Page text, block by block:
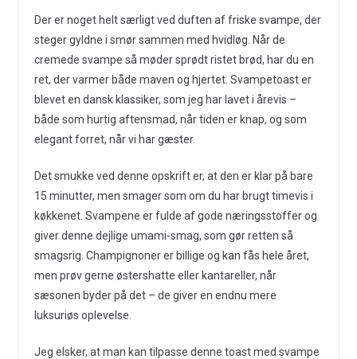
Der er noget helt særligt ved duften af friske svampe, der
steger gyldne i smør sammen med hvidløg. Når de
cremede svampe så møder sprødt ristet brød, har du en
ret, der varmer både maven og hjertet. Svampetoast er
blevet en dansk klassiker, som jeg har lavet i årevis –
både som hurtig aftensmad, når tiden er knap, og som
elegant forret, når vi har gæster.
Det smukke ved denne opskrift er, at den er klar på bare
15 minutter, men smager som om du har brugt timevis i
køkkenet. Svampene er fulde af gode næringsstoffer og
giver denne dejlige umami-smag, som gør retten så
smagsrig. Champignoner er billige og kan fås hele året,
men prøv gerne østershatte eller kantareller, når
sæsonen byder på det – de giver en endnu mere
luksuriøs oplevelse.
Jeg elsker, at man kan tilpasse denne toast med svampe